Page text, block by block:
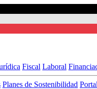
Fiscal Laboral
Planes de Sostenibilidad